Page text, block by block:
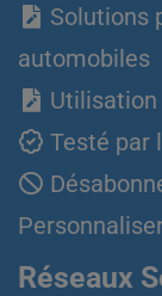
Solutions
automobiles
Testé par
Réseaux